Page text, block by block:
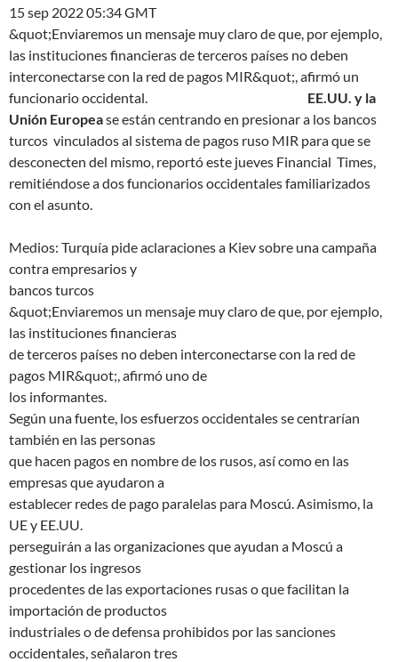
15 sep 2022 05:34 GMT
&quot;Enviaremos un mensaje muy claro de que, por ejemplo,
las instituciones financieras de terceros países no deben
interconectarse con la red de pagos MIR&quot;, afirmó un
funcionario occidental. EE.UU. y la
Unión Europease están centrando en presionar a los bancos
turcos vinculados al sistema de pagos ruso MIR para que se
desconecten del mismo, reportó este jueves Financial Times,
remitiéndose a dos funcionarios occidentales familiarizados
con el asunto.
Medios: Turquía pide aclaraciones a Kiev sobre una campaña
contra empresarios y
bancos turcos
&quot;Enviaremos un mensaje muy claro de que, por ejemplo,
las instituciones financieras
de terceros países no deben interconectarse con la red de
pagos MIR&quot;, afirmó uno de
los informantes.
Según una fuente, los esfuerzos occidentales se centrarían
también en las personas
que hacen pagos en nombre de los rusos, así como en las
empresas que ayudaron a
establecer redes de pago paralelas para Moscú. Asimismo, la
UE y EE.UU.
perseguirán a las organizaciones que ayudan a Moscú a
gestionar los ingresos
procedentes de las exportaciones rusas o que facilitan la
importación de productos
industriales o de defensa prohibidos por las sanciones
occidentales, señalaron tres